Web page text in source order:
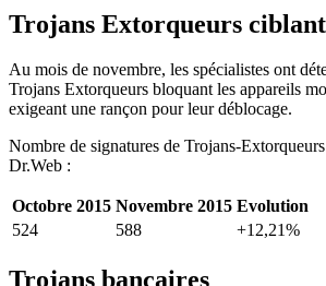
Trojans Extorqueurs
Au mois de novembre, les spécialistes ont
Trojans Extorqueurs bloquant les appareils
exigeant une rançon pour leur déblocage.
Nombre de signatures de Trojans-
Dr.Web :
Octobre 2015 Novembre 2015 Evolution
524
588 +12,21%
Trojans bancaires